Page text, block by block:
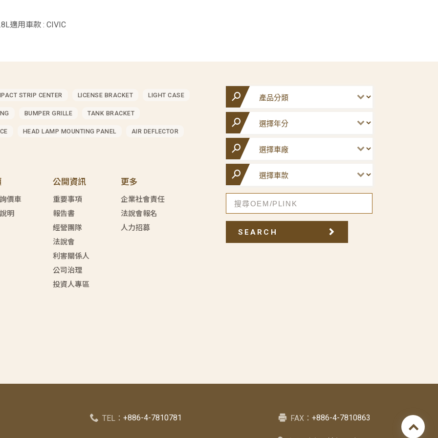
適用車款 : CIVIC
STRIP CENTER LICENSE BRACKET LIGHT CASE
BUMPER GRILLE TANK BRACKET
HEAD LAMP MOUNTING PANEL AIR DEFLECTOR
價車
明
公開資訊
重要事項
報告書
經營團隊
法說會
利害關係人
公司治理
投資人專區
更多
企業社會責任
法說會報名
人力招募
SEARCH
TEL： +886-4-7810781 FAX：+886-4-7810863